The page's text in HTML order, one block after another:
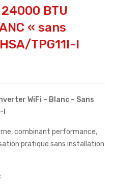
24000 BTU
« sans
TPG11I-I
WiFi – Blanc – Sans
combinant performance,
pratique sans installation